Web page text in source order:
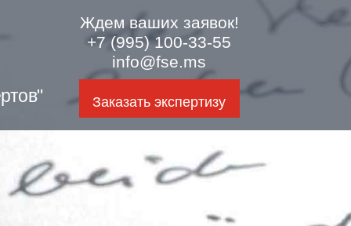
Ждем ваших заявок!
+7 (995) 100-33-55
info@fse.ms
Заказать экспертизу